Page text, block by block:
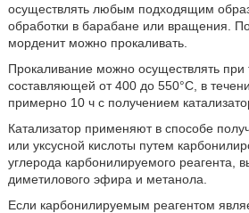
осуществлять любым подходящим
обработки в барабане или вращения.
морденит можно прокаливать.
Прокаливание можно осуществлять при
составляющей от 400 до 550°С, в
примерно 10 ч с получением
Катализатор применяют в способе
или уксусной кислоты путем
углерода карбонилируемого реагента,
диметилового эфира и метанола.
Если карбонилируемым реагентом